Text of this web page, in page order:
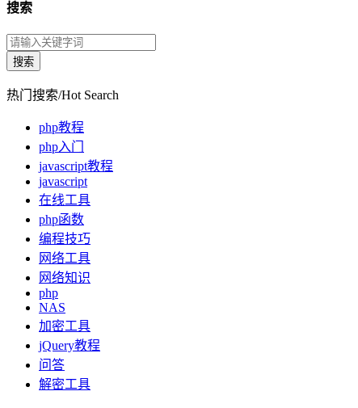
搜索
热门搜索/Hot Search
php教程
php入门
javascript教程
javascript
在线工具
php函数
编程技巧
网络工具
网络知识
php
NAS
加密工具
jQuery教程
问答
解密工具